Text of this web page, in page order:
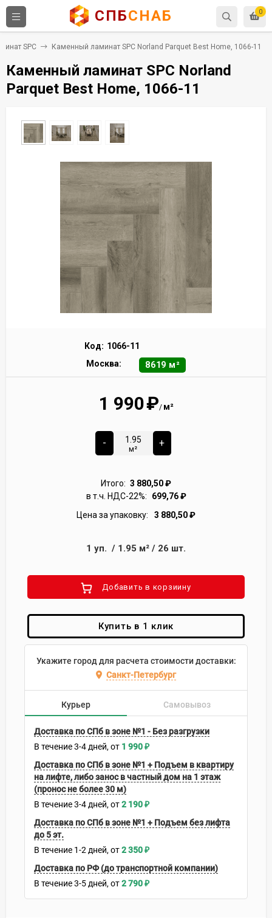
0
СПБСНАБ
SPC Каменный ламинат SPC Norland Parquet Best Home, 1066-11
Каменный ламинат SPC Norland
Parquet Best Home, 1066-11
Код: 1066-11
Москва:
8619 м²
1 990₽/ м²
-
м²
+
Итого: 3 880,50₽
в т.ч. НДС-22%:
699,76₽
Цена за упаковку:
3 880,50₽
1 уп. / 1.95 м² / 26 шт.
Добавить в корзиину
Купить в 1 клик
Укажите город для расчета стоимости доставки:
Санкт-Петербург
Курьер Самовывоз
Доставка по СПб в зоне №1 - Без разгрузки
В течение3-4 дней 1 990₽
Доставка по СПб в зоне №1 + Подъем в квартиру
на лифте, либо занос в частный дом на 1 этаж
(пронос не более 30 м)
В течение3-4 дней 2 190₽
Доставка по СПб в зоне №1 + Подъем без лифта
до 5 эт.
В течение 1-2 дней 2 350₽
Доставка по РФ (до транспортной компании)
В течение3-5 дней 2 790₽